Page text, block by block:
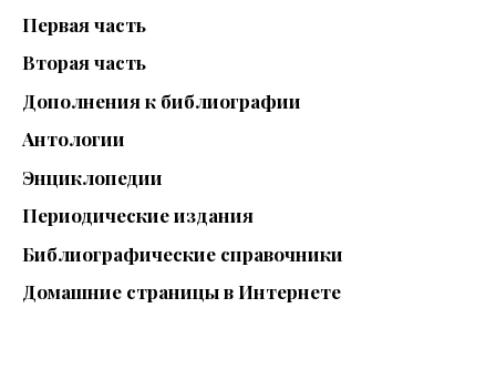
Первая часть
Вторая часть
Дополнения к библиографии
Антологии
Энциклопедии
Периодические издания
Библиографические справочники
Домашние страницы в Интернете